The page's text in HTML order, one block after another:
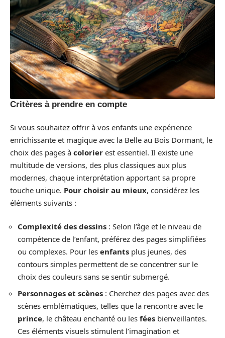
Critères à prendre en compte
Si vous souhaitez offrir à vos enfants une expérience
enrichissante et magique avec la Belle au Bois Dormant, le
choix des pages à colorier est essentiel. Il existe une
multitude de versions, des plus classiques aux plus
modernes, chaque interprétation apportant sa propre
touche unique. Pour choisir au mieux, considérez les
éléments suivants :
Complexité des dessins : Selon l’âge et le niveau de
compétence de l’enfant, préférez des pages simplifiées
ou complexes. Pour les enfants plus jeunes, des
contours simples permettent de se concentrer sur le
choix des couleurs sans se sentir submergé.
Personnages et scènes : Cherchez des pages avec des
scènes emblématiques, telles que la rencontre avec le
prince, le château enchanté ou les fées bienveillantes.
Ces éléments visuels stimulent l’imagination et